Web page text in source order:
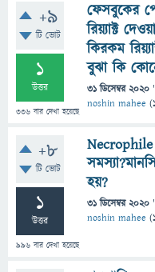
+9
টি ভোট
1
উত্তর
336 বার দেখা হয়েছে
ফেসবুকের
রিয়্যাক্ট
কিরকম
বুঝা কি
31 ডিসেম্বর 2020
noshin mahee (
+8
টি ভোট
1
উত্তর
996 বার দেখা হয়েছে
হয়?
31 ডিসেম্বর 2020
noshin mahee (